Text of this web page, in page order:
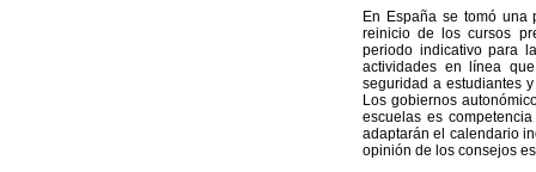
En España se tomó una
reinicio de los cursos
periodo indicativo para
actividades en línea
seguridad a estudiantes
Los gobiernos
escuelas es
adaptarán el calendario
opinión de los consejos